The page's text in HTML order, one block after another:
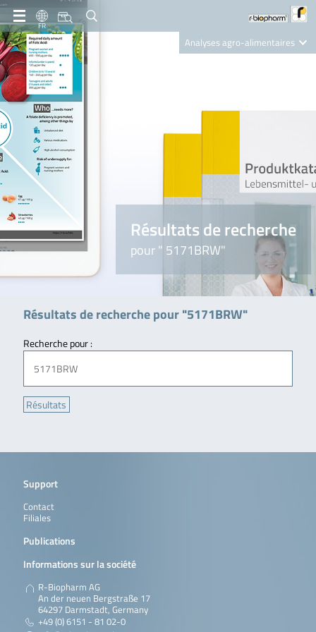
FR
Analyses agro-alimentaires
Nutrition Care
Résultats de recherche
pour " 5171BRW"
Résultats de recherche pour "5171BRW"
Recherche pour :
Support
Contact
Filiales
Publications
Informations sur la société
R-Biopharm AG
An der neuen Bergstraße 17
64297 Darmstadt, Germany
+49 (0) 6151 - 81 02-0